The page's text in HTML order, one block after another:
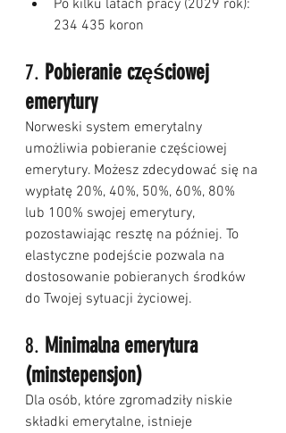
Po kilku latach pracy (2029 rok):
234 435 koron
7. Pobieranie częściowej
emerytury
Norweski system emerytalny
umożliwia pobieranie częściowej
emerytury. Możesz zdecydować się na
wypłatę 20%, 40%, 50%, 60%, 80%
lub 100% swojej emerytury,
pozostawiając resztę na później. To
elastyczne podejście pozwala na
dostosowanie pobieranych środków
do Twojej sytuacji życiowej.
8. Minimalna emerytura
(minstepensjon)
Dla osób, które zgromadziły niskie
składki emerytalne, istnieje